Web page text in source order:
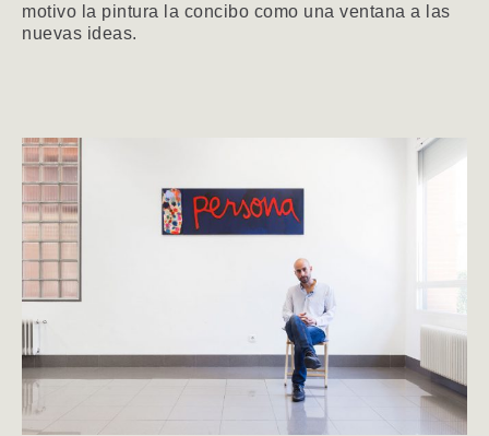
motivo la pintura la concibo como una ventana a las
nuevas ideas.